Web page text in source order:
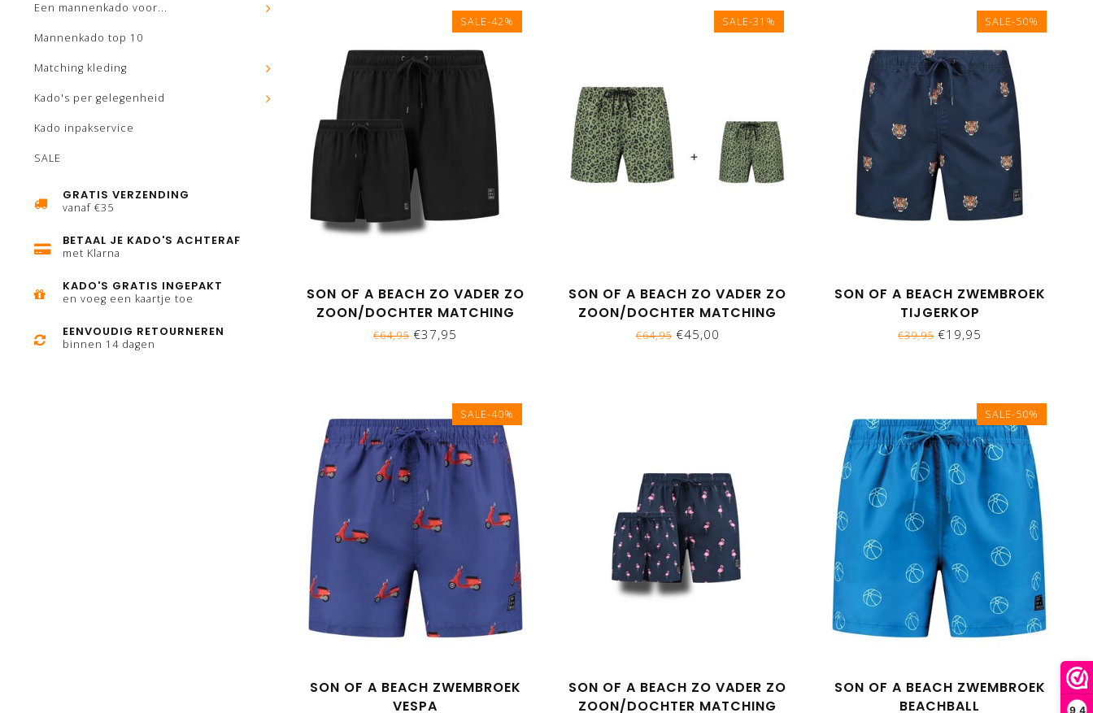
9,4
Een mannenkado voor...
Mannenkado top 10
Matching kleding
Kado's per gelegenheid
Kado inpakservice
SALE
GRATIS VERZENDING
vanaf €35
BETAAL JE KADO'S ACHTERAF
met Klarna
KADO'S GRATIS INGEPAKT
en voeg een kaartje toe
EENVOUDIG RETOURNEREN
binnen 14 dagen
SALE-42%
SON OF A BEACH ZO VADER ZO
ZOON/DOCHTER MATCHING
ZWEMBROEKEN UNI ZWART
€64,95€37,95
SALE-31%
SON OF A BEACH ZO VADER ZO
ZOON/DOCHTER MATCHING
ZWEMBROEKEN - PANTERPRINT
€64,95€45,00
SALE-50%
SON OF A BEACH ZWEMBROEK
TIJGERKOP
€39,95€19,95
SALE-40%
SON OF A BEACH ZWEMBROEK
VESPA
SON OF A BEACH ZO VADER ZO
ZOON/DOCHTER MATCHING
SALE-50%
SON OF A BEACH ZWEMBROEK
BEACHBALL